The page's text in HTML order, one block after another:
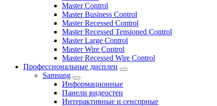
Master Control
Master Business Control
Master Recessed Control
Master Recessed Tensioned Control
Master Large Control
Master Wire Control
Master Recessed Wire Control
Профессиональные дисплеи
Samsung
Информационные
Панели видеостен
Интерактивные и сенсорные